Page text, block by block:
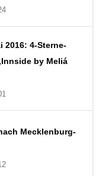
2016: 4-Sterne-
by Meliá
Mecklenburg-